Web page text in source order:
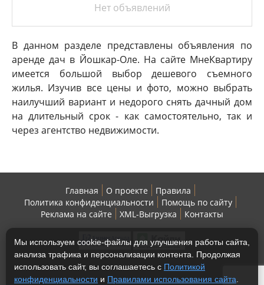
Нет объявлений
В данном разделе представлены объявления по
аренде дач в Йошкар-Оле. На сайте МнеКвартиру
имеется большой выбор дешевого съемного
жилья. Изучив все цены и фото, можно выбрать
наилучший вариант и недорого снять дачный дом
на длительный срок - как самостоятельно, так и
через агентство недвижимости.
Главная О проекте
Правила
Политика конфиденциальности
Помощь по сайту
Реклама на сайте
XML-Выгрузка Контакты
Мы используем cookie-файлы для улучшения работы сайта,
анализа трафика и персонализации контента. Продолжая
использовать сайт, вы соглашаетесь с Политикой
конфиденциальности и Правилами использования сайта